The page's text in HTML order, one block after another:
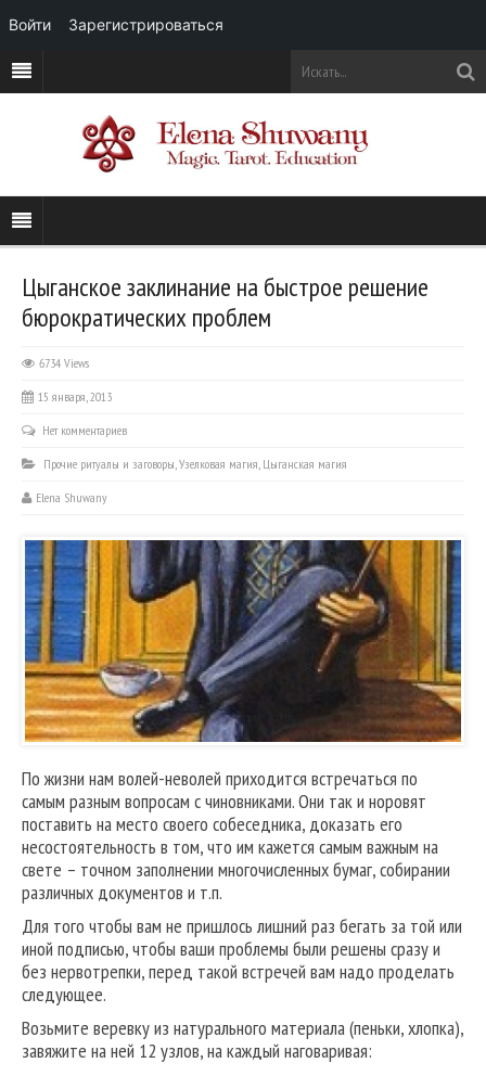
Цыганское заклинание на быстрое решение
бюрократических проблем
6734 Views
15 января, 2013
Нет комментариев
Прочие ритуалы и заговоры,Узелковая магия, Цыганская магия
Elena Shuwany
По жизни нам волей-неволей приходится встречаться по
самым разным вопросам с чиновниками. Они так и норовят
поставить на место своего собеседника, доказать его
несостоятельность в том, что им кажется самым важным на
свете – точном заполнении многочисленных бумаг, собирании
различных документов и т.п.
Для того чтобы вам не пришлось лишний раз бегать за той или
иной подписью, чтобы ваши проблемы были решены сразу и
без нервотрепки, перед такой встречей вам надо проделать
следующее.
Возьмите веревку из натурального материала (пеньки, хлопка),
завяжите на ней 12 узлов, на каждый наговаривая:
Войти Зарегистрироваться